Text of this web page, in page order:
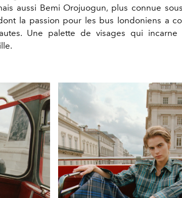
aussi Bemi Orojuogun, plus connue
la passion pour les bus londoniens a
Une palette de visages qui incarne